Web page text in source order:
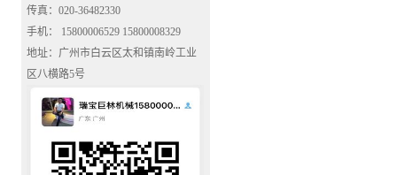
传真：020-36482330
手机： 15800006529 15800008329
地址：广州市白云区太和镇南岭工业
区八横路5号